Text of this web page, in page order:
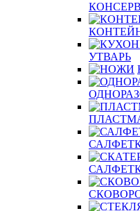
УТВАРЬ